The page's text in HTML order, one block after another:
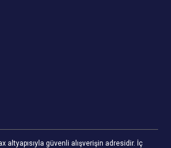
altyapısıyla güvenli alışverişin adresidir. İç